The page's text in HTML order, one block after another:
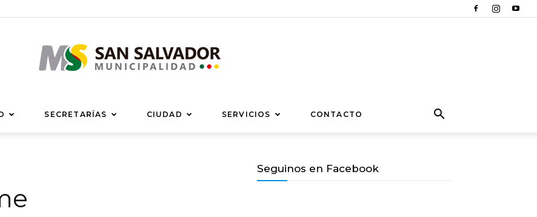
Municipalidad
SECRETARÍAS CIUDAD SERVICIOS CONTACTO
Seguinos en Facebook